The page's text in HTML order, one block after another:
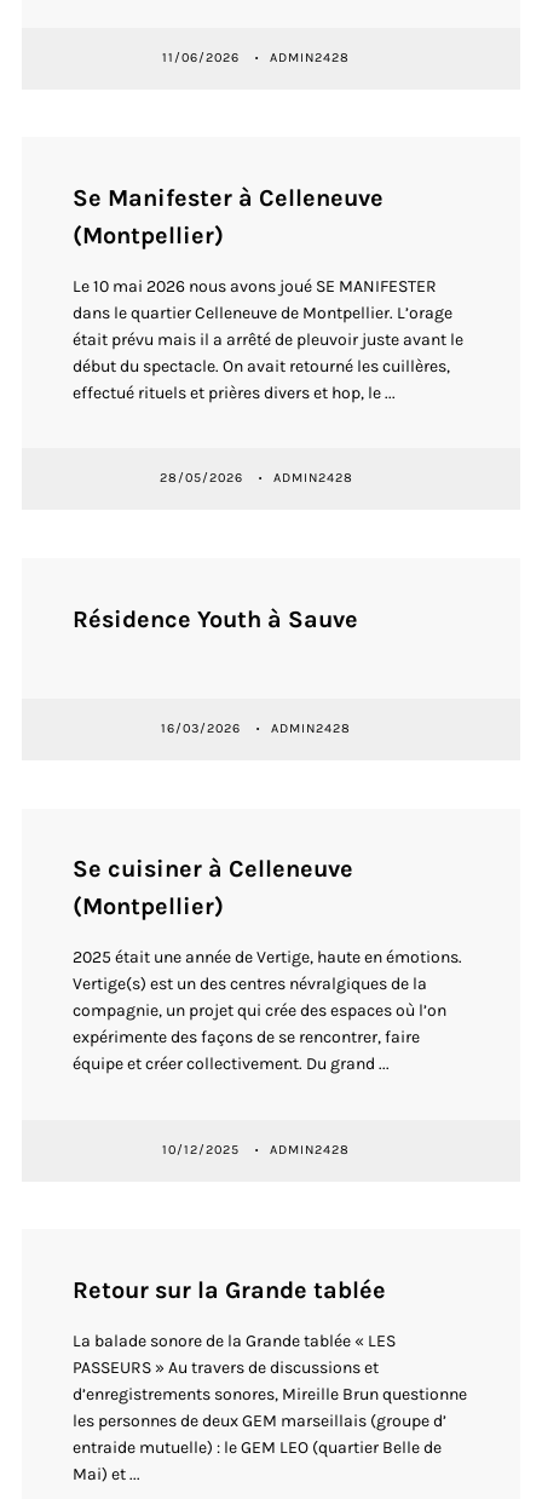
11/06/2026 ADMIN2428
Se Manifester à Celleneuve
(Montpellier)
Le 10 mai 2026 nous avons joué SE MANIFESTER
dans le quartier Celleneuve de Montpellier. L’orage
était prévu mais il a arrêté de pleuvoir juste avant le
début du spectacle. On avait retourné les cuillères,
effectué rituels et prières divers et hop, le ...
28/05/2026 ADMIN2428
Résidence Youth à Sauve
16/03/2026 ADMIN2428
Se cuisiner à Celleneuve
(Montpellier)
2025 était une année de Vertige, haute en émotions.
Vertige(s) est un des centres névralgiques de la
compagnie, un projet qui crée des espaces où l’on
expérimente des façons de se rencontrer, faire
équipe et créer collectivement. Du grand ...
10/12/2025 ADMIN2428
Retour sur la Grande tablée
La balade sonore de la Grande tablée « LES
PASSEURS » Au travers de discussions et
d’enregistrements sonores, Mireille Brun questionne
les personnes de deux GEM marseillais (groupe d’
entraide mutuelle) : le GEM LEO (quartier Belle de
Mai) et ...